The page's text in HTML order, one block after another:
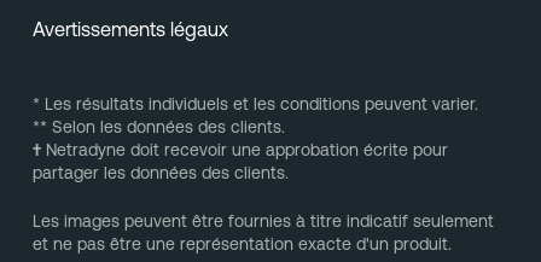
Avertissements légaux
* Les résultats individuels et les conditions peuvent varier.
** Selon les données des clients.
†Netradyne doit recevoir une approbation écrite pour
partager les données des clients.
Les images peuvent être fournies à titre indicatif seulement
et ne pas être une représentation exacte d'un produit.